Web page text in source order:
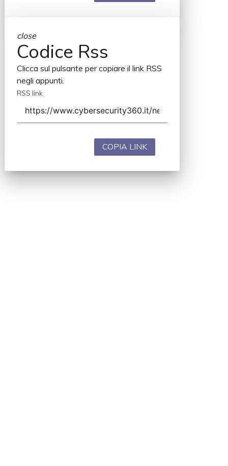
close
Codice Rss
Clicca sul pulsante per copiare il link RSS
negli appunti.
RSS link
COPIA LINK